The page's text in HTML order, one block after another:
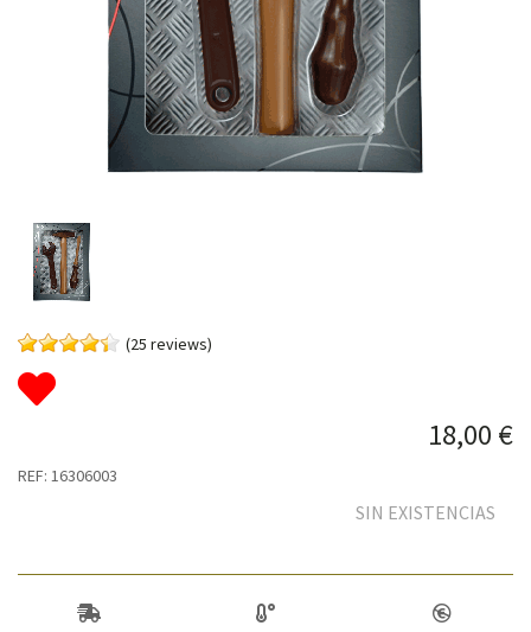
(25 reviews)
18,00 €
REF: 16306003
SIN EXISTENCIAS